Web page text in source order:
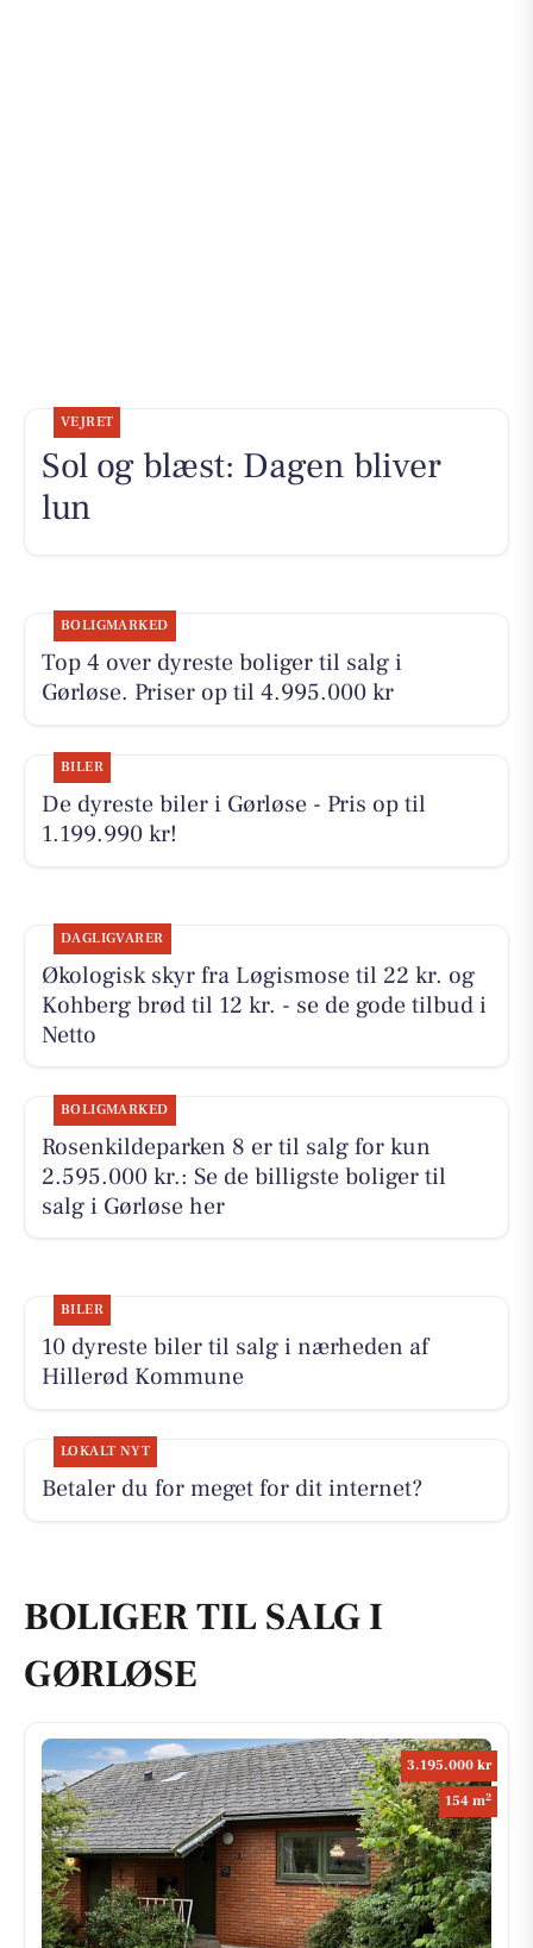
VEJRET
Sol og blæst: Dagen bliver
lun
BOLIGMARKED
Top 4 over dyreste boliger til salg i
Gørløse. Priser op til 4.995.000 kr
BILER
De dyreste biler i Gørløse - Pris op til
1.199.990 kr!
DAGLIGVARER
Økologisk skyr fra Løgismose til 22 kr. og
Kohberg brød til 12 kr. - se de gode tilbud i
Netto
BOLIGMARKED
Rosenkildeparken 8 er til salg for kun
2.595.000 kr.: Se de billigste boliger til
salg i Gørløse her
BILER
10 dyreste biler til salg i nærheden af
Hillerød Kommune
LOKALT NYT
Betaler du for meget for dit internet?
BOLIGER TIL SALG I
GØRLØSE
3.195.000 kr
154 m2